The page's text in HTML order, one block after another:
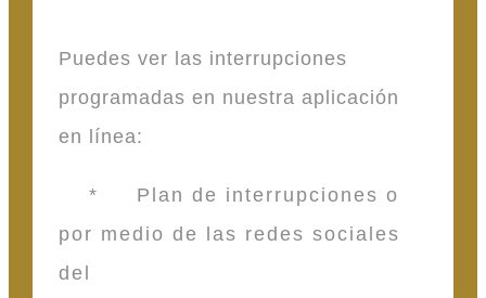
Puedes ver las interrupciones
programadas en nuestra aplicación
en línea:
* Plan de interrupciones o
por medio de las redes sociales
del